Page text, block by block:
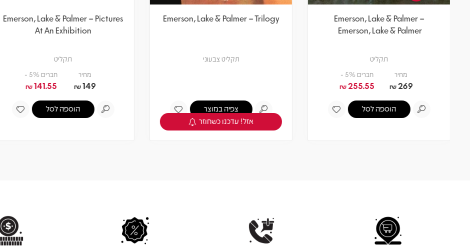
Emerson, Lake & Palmer – Trilogy
תקליט צבעוני
צפיה במוצר
אזל! עדכנו כשחוזר
Emerson, Lake & Palmer – Pictures
תקליט
הוספה לסל
Emerson, Lake & Palmer – Pictures
At An Exhibition
תקליט
מחיר
139
חברים 5% -
132.05
הוספה לסל